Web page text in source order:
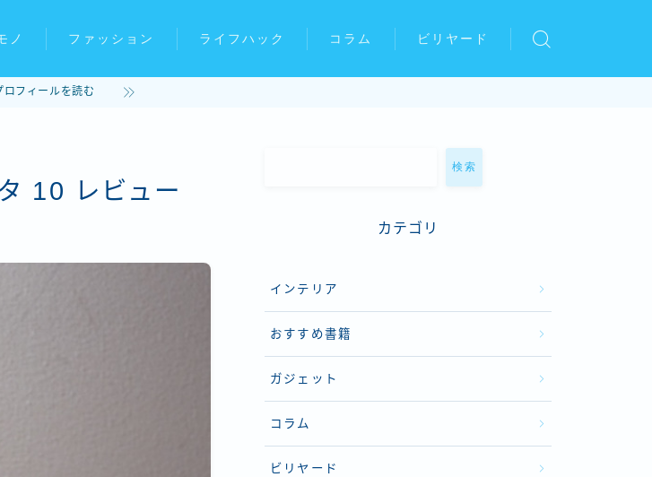
ノ ファッション ライフハック コラム ビリヤード
ロフィールを読む
10 レビュー
検索
カテゴリ
インテリア
おすすめ書籍
ガジェット
コラム
ビリヤード